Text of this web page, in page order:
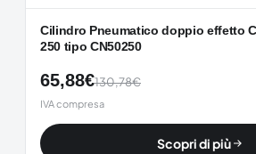
Cilindro Pneumatico doppio effetto
250 tipo CN50250
65,88€130,78€
IVA compresa
Scopri di più